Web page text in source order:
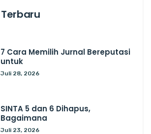
7 Cara Memilih Jurnal Bereputasi
untuk
Juli 28, 2026
SINTA 5 dan 6 Dihapus,
Bagaimana
Juli 23, 2026